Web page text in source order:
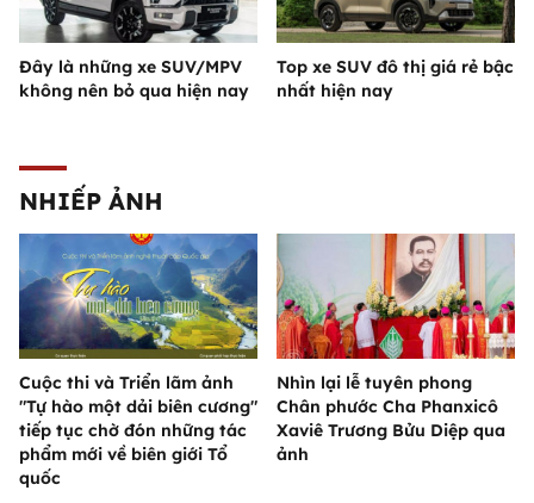
Đây là những xe SUV/MPV
không nên bỏ qua hiện nay
Top xe SUV đô thị giá rẻ bậc
nhất hiện nay
NHIẾP ẢNH
Cuộc thi và Triển lãm ảnh
"Tự hào một dải biên cương"
tiếp tục chờ đón những tác
phẩm mới về biên giới Tổ
quốc
Nhìn lại lễ tuyên phong
Chân phước Cha Phanxicô
Xaviê Trương Bửu Diệp qua
ảnh